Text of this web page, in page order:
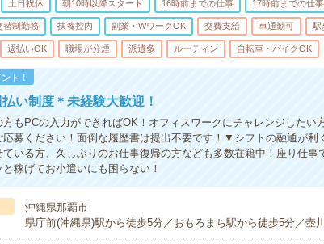
土日祝休 朝10時以降スタート 16時前までの仕事 17時前までの仕事
替制勤務 扶養控内 副業・WワークOK 交費支給 車通勤可 駅
週払いOK 職場が分煙 派遣多 ルーティン 自転車・バイクOK
ト！
い制度＊未経験大歓迎！
もPCの入力ができればOK！オフィスワークにチャレンジしたい
応募ください！面倒な履歴書は提出不要です！▼シフトの融通が利
ている方、久しぶりのお仕事復帰の方なども多数在籍中！座り仕
と稼げてお小遣いにも困らない！
沖縄県那覇市
県庁前(沖縄県)駅から徒歩5分／おもろまち駅から徒歩5分／壺